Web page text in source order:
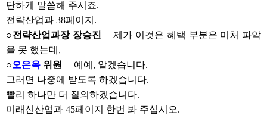
단하게 말씀해 주시죠.
전략산업과 38페이지.
○전략산업과장 장승진
제가 이것은 혜택 부분은 미처 파악
을 못 했는데,
○오은옥 위원
예예, 알겠습니다.
그러면 나중에 받도록 하겠습니다.
빨리 하나만 더 질의하겠습니다.
미래신산업과 45페이지 한번 봐 주십시오.